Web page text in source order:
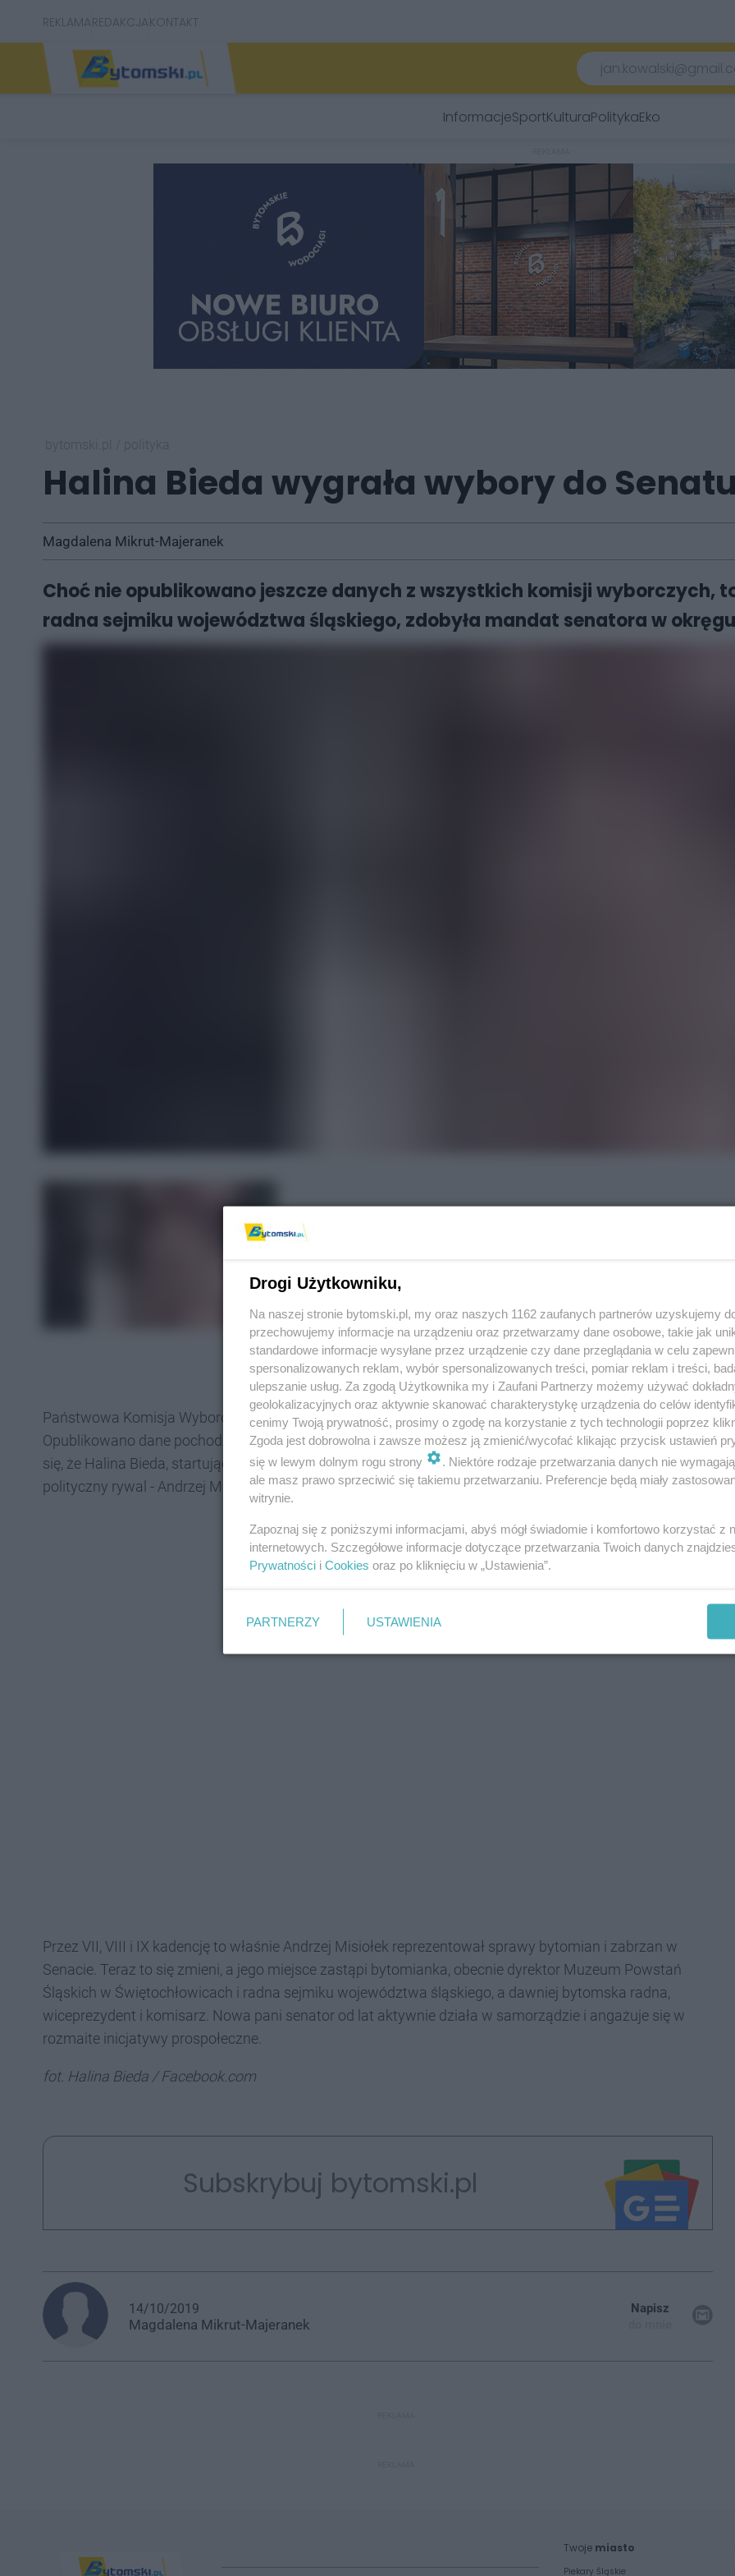
REKLAMAREDAKCJAKONTAKT
InformacjeSportKulturaPolitykaEko
Halina Bieda wygrała wybory do Senatu
Magdalena Mikrut-Majeranek
Choć nie opublikowano jeszcze danych z wszystkich komisji wyborczych,
radna sejmiku województwa śląskiego, zdobyła mandat senatora w okręgu
REKLAMA
Państwowa Komisja Wyborcza ogłosiła częściowe wyniki wczorajszych wyborów do Sejmu i Senatu.
Opublikowano dane pochodzące z 139 na 170 obwodowych komisji wyborczych (81,76 proc.). Okazuje
się, że Halina Bieda, startująca z ramienia Koalicji Obywatelskiej, zdobyła 57,77 proc. głosów, a jej
polityczny rywal - Andrzej Misiołek, reprezentujący Prawo i Sprawiedliwość – 42,23 proc.
Przez VII, VIII i IX kadencję to właśnie Andrzej Misiołek reprezentował sprawy bytomian i zabrzan w
Senacie. Teraz to się zmieni, a jego miejsce zastąpi bytomianka, obecnie dyrektor Muzeum Powstań
Śląskich w Świętochłowicach i radna sejmiku województwa śląskiego, a dawniej bytomska radna,
wiceprezydent i komisarz. Nowa pani senator od lat aktywnie działa w samorządzie i angażuje się w
rozmaite inicjatywy prospołeczne.
fot. Halina Bieda / Facebook.com
Subskrybuj bytomski.pl
14/10/2019
Magdalena Mikrut-Majeranek
Napisz
Twoje miasto
Piekary Śląskie
Drogi Użytkowniku,
Na naszej stronie bytomski.pl, my oraz naszych 1162 zaufanych partnerów uzyskujemy
przechowujemy informacje na urządzeniu oraz przetwarzamy dane osobowe, takie jak
standardowe informacje wysyłane przez urządzenie czy dane przeglądania w celu
spersonalizowanych reklam, wybór spersonalizowanych treści, pomiar reklam i treści,
ulepszanie usług. Za zgodą Użytkownika my i Zaufani Partnerzy możemy używać
geolokalizacyjnych oraz aktywnie skanować charakterystykę urządzenia do celów
cenimy Twoją prywatność, prosimy o zgodę na korzystanie z tych technologii poprzez
Zgoda jest dobrowolna i zawsze możesz ją zmienić/wycofać klikając przycisk ustawień
się w lewym dolnym rogu strony
. Niektóre rodzaje przetwarzania danych nie
ale masz prawo sprzeciwić się takiemu przetwarzaniu. Preferencje będą miały
witrynie.
Zapoznaj się z poniższymi informacjami, abyś mógł świadomie i komfortowo korzystać z
internetowych. Szczegółowe informacje dotyczące przetwarzania Twoich danych
Prywatności i Cookies oraz po kliknięciu w „Ustawienia”.
PARTNERZY USTAWIENIA